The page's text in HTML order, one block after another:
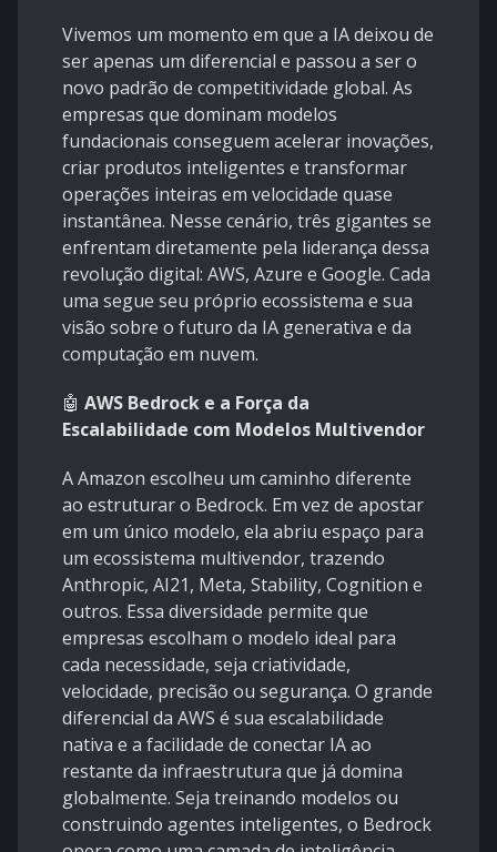
Vivemos um momento em que a IA deixou de
ser apenas um diferencial e passou a ser o
novo padrão de competitividade global. As
empresas que dominam modelos
fundacionais conseguem acelerar inovações,
criar produtos inteligentes e transformar
operações inteiras em velocidade quase
instantânea. Nesse cenário, três gigantes se
enfrentam diretamente pela liderança dessa
revolução digital: AWS, Azure e Google. Cada
uma segue seu próprio ecossistema e sua
visão sobre o futuro da IA generativa e da
computação em nuvem.
🤖 AWS Bedrock e a Força da
Escalabilidade com Modelos Multivendor
A Amazon escolheu um caminho diferente
ao estruturar o Bedrock. Em vez de apostar
em um único modelo, ela abriu espaço para
um ecossistema multivendor, trazendo
Anthropic, AI21, Meta, Stability, Cognition e
outros. Essa diversidade permite que
empresas escolham o modelo ideal para
cada necessidade, seja criatividade,
velocidade, precisão ou segurança. O grande
diferencial da AWS é sua escalabilidade
nativa e a facilidade de conectar IA ao
restante da infraestrutura que já domina
globalmente. Seja treinando modelos ou
construindo agentes inteligentes, o Bedrock